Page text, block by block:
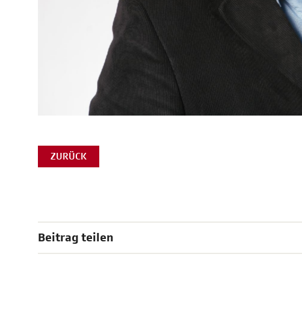
ZURÜCK
Beitrag teilen